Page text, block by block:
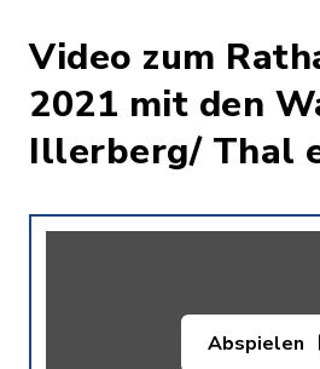
Video zum
2021 mit den
Illerberg/ Thal
Abspielen